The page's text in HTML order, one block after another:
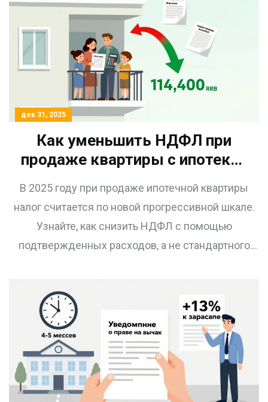
дек 31, 2025
Как уменьшить НДФЛ при
продаже квартиры с ипотекой
В 2025 году при продаже ипотечной квартиры
налог считается по новой прогрессивной шкале.
Узнайте, как снизить НДФЛ с помощью
подтвержденных расходов, а не стандартного